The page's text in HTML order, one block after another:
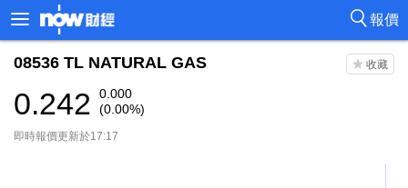
報價
08536 TL NATURAL GAS
0.242
0.000
(0.00%)
即時報價更新於17:17